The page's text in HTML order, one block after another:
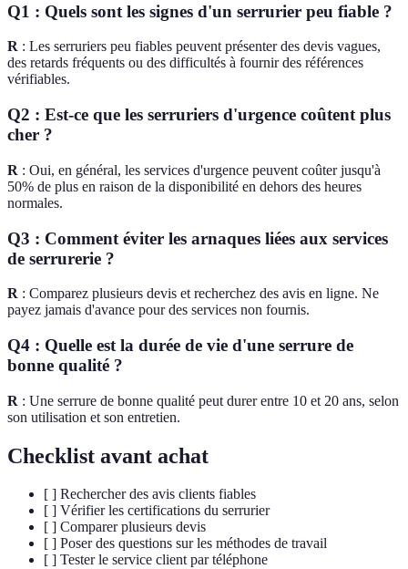
Q1 : Quels sont les signes d'un serrurier peu fiable ?
R : Les serruriers peu fiables peuvent présenter des devis vagues,
des retards fréquents ou des difficultés à fournir des références
vérifiables.
Q2 : Est-ce que les serruriers d'urgence coûtent plus
cher ?
R : Oui, en général, les services d'urgence peuvent coûter jusqu'à
50% de plus en raison de la disponibilité en dehors des heures
normales.
Q3 : Comment éviter les arnaques liées aux services
de serrurerie ?
R : Comparez plusieurs devis et recherchez des avis en ligne. Ne
payez jamais d'avance pour des services non fournis.
Q4 : Quelle est la durée de vie d'une serrure de
bonne qualité ?
R : Une serrure de bonne qualité peut durer entre 10 et 20 ans, selon
son utilisation et son entretien.
Checklist avant achat
[ ] Rechercher des avis clients fiables
[ ] Vérifier les certifications du serrurier
[ ] Comparer plusieurs devis
[ ] Poser des questions sur les méthodes de travail
[ ] Tester le service client par téléphone